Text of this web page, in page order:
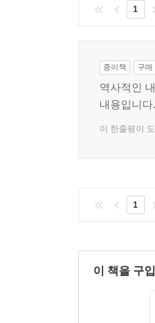
1
종이책 구매
역사적인
내용입니다.
이 한줄평이
1
이 책을 구